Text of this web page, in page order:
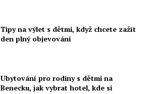
Tipy na výlet s dětmi, když chcete zažít
den plný objevování
Ubytování pro rodiny s dětmi na
Benecku, jak vybrat hotel, kde si